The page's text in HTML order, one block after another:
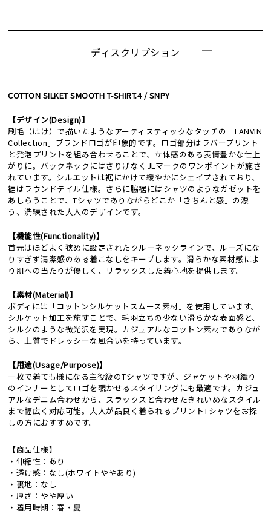
ディスクリプション
COTTON SILKET SMOOTH T-SHIRT.4 / SNPY
【デザイン(Design)】
刷毛（はけ）で描いたようなアーティスティックなタッチの「LANVIN
Collection」ブランドロゴが印象的です。ロゴ部分はラバープリント
と発泡プリントを組み合わせることで、立体感のある表情豊かな仕上
がりに。バックネックにはさりげなくJLマークのワンポイントが施さ
れています。シルエットは裾にかけて緩やかにシェイプされており、
裾はラウンドテイル仕様。さらに脇裾にはシャツのようなガゼットを
あしらうことで、Tシャツでありながらどこか「きちんと感」の漂
う、洗練された大人のデザインです。
【機能性(Functionality)】
首元はほどよく狭めに設定されたクルーネックラインで、ルーズにな
りすぎず清潔感のある着こなしをキープします。滑らかな素材感によ
り肌への当たりが優しく、リラックスした着心地を提供します。
【素材(Material)】
ボディには「コットンシルケットスムース素材」を使用しています。
シルケット加工を施すことで、毛羽立ちの少ない滑らかな表面感と、
シルクのような微光沢を実現。カジュアルなコットン素材でありなが
ら、上質でドレッシーな風合いを持っています。
【用途(Usage/Purpose)】
一枚で着ても様になる主役級のTシャツですが、ジャケットや羽織り
のインナーとしてロゴを覗かせるスタイリングにも最適です。カジュ
アルなデニム合わせから、スラックスと合わせたきれいめなスタイル
まで幅広く対応可能。大人が品良く着られるプリントTシャツをお探
しの方におすすめです。
【商品仕様】
・伸縮性：あり
・透け感：なし(ホワイトややあり)
・裏地：なし
・厚さ：やや厚い
・着用時期：春・夏